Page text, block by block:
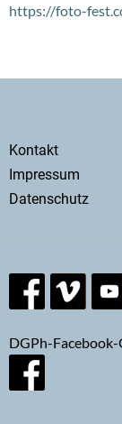
https://foto-
Secondary
menu
Kontakt
Impressum
Datenschutz
DGPh-